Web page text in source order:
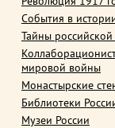
События в
Тайны
мировой войны
Монастырские
Библиотеки
Музеи России